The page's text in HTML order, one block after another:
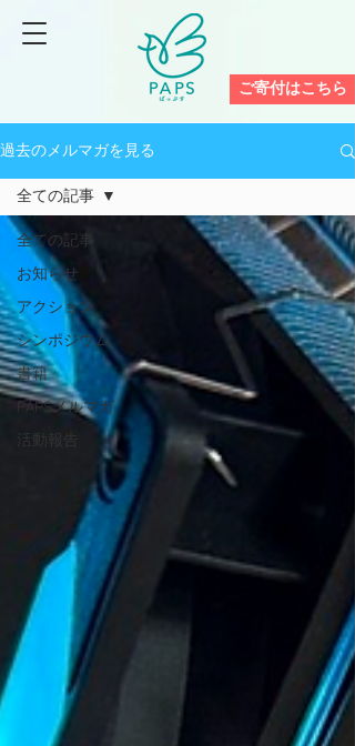
ご寄付はこちら
過去のメルマガを見る
全ての記事
お知らせ
アクション
シンポジウム
書籍
PAPSメルマガ
活動報告
全ての記事